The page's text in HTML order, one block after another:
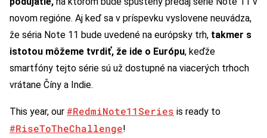
novom regióne. Aj keď sa v príspevku vyslovene neuvádza,
že séria Note 11 bude uvedené na európsky trh, takmer s
istotou môžeme tvrdiť, že ide o Európu, keďže
smartfóny tejto série sú už dostupné na viacerých trhoch
vrátane Číny a Indie.
This year, our #RedmiNote11Series is ready to
#RiseToTheChallenge!